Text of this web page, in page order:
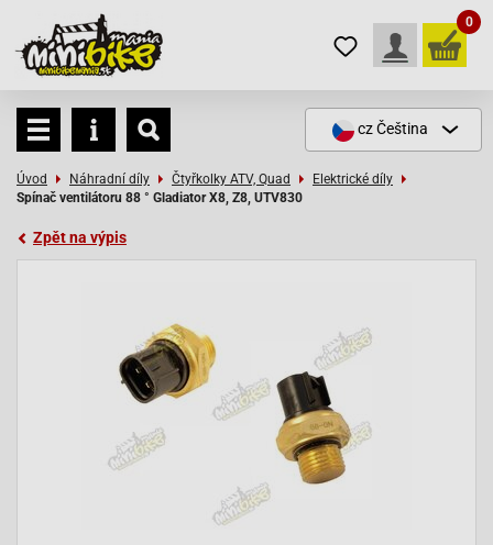
0
czČeština
Úvod Náhradní díly Čtyřkolky ATV, Quad
Elektrické díly
Spínač ventilátoru 88 ° Gladiator X8, Z8, UTV830
Zpět na výpis